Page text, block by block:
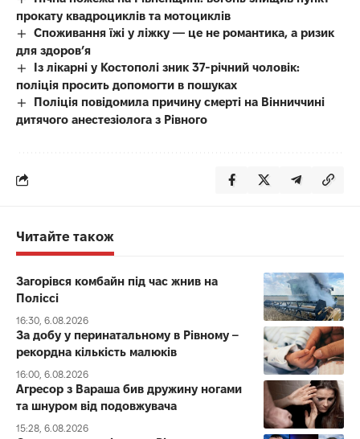
прокату квадроциклів та мотоциклів
Споживання їжі у ліжку — це не романтика, а ризик
для здоров’я
Із лікарні у Костополі зник 37-річний чоловік:
поліція просить допомогти в пошуках
Поліція повідомила причину смерті на Вінниччині
дитячого анестезіолога з Рівного
Читайте також
Загорівся комбайн під час жнив на
Поліссі
16:30, 6.08.2026
За добу у перинатальному в Рівному –
рекордна кількість малюків
16:00, 6.08.2026
Агресор з Вараша бив дружину ногами
та шнуром від подовжувача
15:28, 6.08.2026